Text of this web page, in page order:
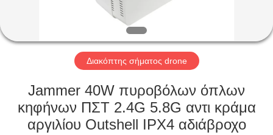
ΓΎΡΟΣ
ΕΡΓΟΣΤΑΣΊΩΝ
ΠΟΙΟΤΙΚΌΣ
ΈΛΕΓΧΟΣ
Διακόπτης σήματος drone
Jammer 40W πυροβόλων όπλων
κηφήνων ΠΣΤ 2.4G 5.8G αντι κράμα
αργιλίου Outshell IPX4 αδιάβροχο